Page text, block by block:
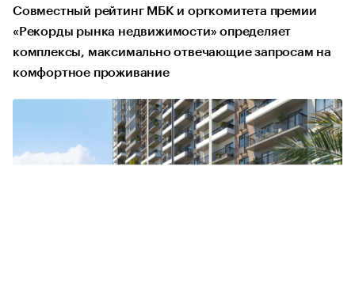
Совместный рейтинг МБК и оргкомитета премии
«Рекорды рынка недвижимости» определяет
комплексы, максимально отвечающие запросам на
комфортное проживание